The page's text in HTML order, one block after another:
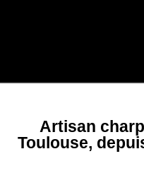
Artisan
Toulouse,